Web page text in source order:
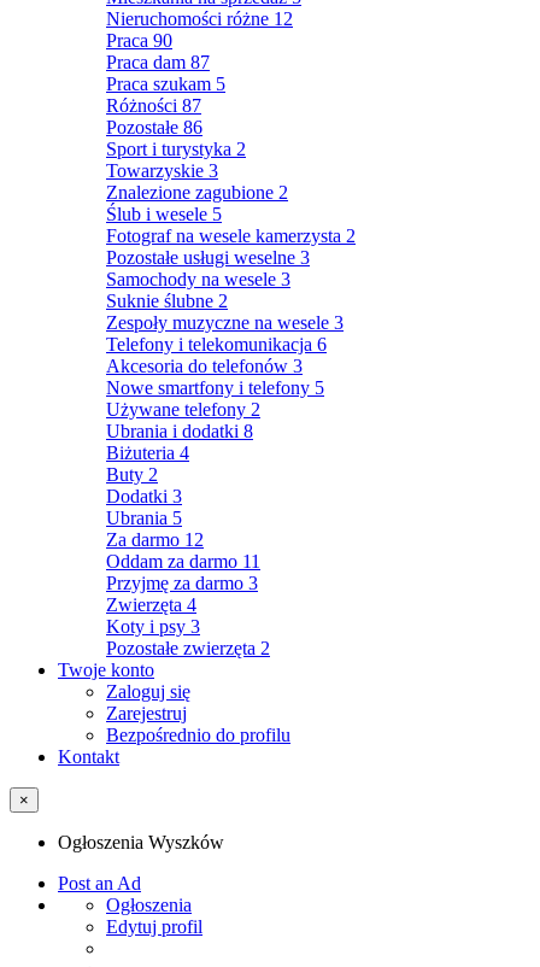
Nieruchomości różne 12
Praca 90
Praca dam 87
Praca szukam 5
Różności 87
Pozostałe 86
Sport i turystyka 2
Towarzyskie 3
Znalezione zagubione 2
Ślub i wesele 5
Fotograf na wesele kamerzysta 2
Pozostałe usługi weselne 3
Samochody na wesele 3
Suknie ślubne 2
Zespoły muzyczne na wesele 3
Telefony i telekomunikacja 6
Akcesoria do telefonów 3
Nowe smartfony i telefony 5
Używane telefony 2
Ubrania i dodatki 8
Biżuteria 4
Buty 2
Dodatki 3
Ubrania 5
Za darmo 12
Oddam za darmo 11
Przyjmę za darmo 3
Zwierzęta 4
Koty i psy 3
Pozostałe zwierzęta 2
Twoje konto
Zaloguj się
Zarejestruj
Bezpośrednio do profilu
Kontakt
×
Ogłoszenia Wyszków
Post an Ad
Ogłoszenia
Edytuj profil